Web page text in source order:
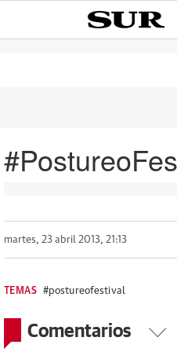
martes, 23 abril 2013, 21:13
TEMAS #postureofestival
Comentarios